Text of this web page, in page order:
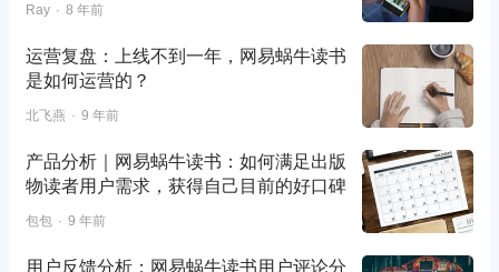
Ray 8 年前
运营复盘：上线不到一年，网易蜗牛读书
是如何运营的？
北飞燕 9 年前
产品分析｜网易蜗牛读书：如何满足出版
物读者用户需求，获得自己目前的好口碑
包包 9 年前
用户反馈分析：网易蜗牛读书用户评论分